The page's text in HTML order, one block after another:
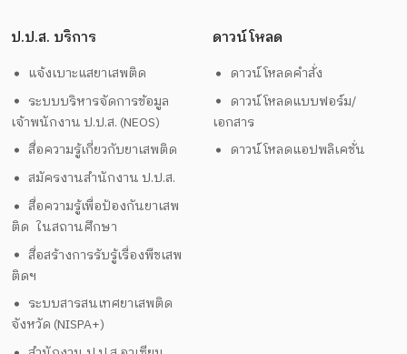
ป.ป.ส. บริการ
แจ้งเบาะแสยาเสพติด
ระบบบริหารจัดการข้อมูล
เจ้าพนักงาน ป.ป.ส. (NEOS)
สื่อความรู้เกี่ยวกับยาเสพติด
สมัครงานสำนักงาน ป.ป.ส.
สื่อความรู้เพื่อป้องกันยาเสพ
ติด ในสถานศึกษา
สื่อสร้างการรับรู้เรื่องพืชเสพ
ติดฯ
ระบบสารสนเทศยาเสพติด
จังหวัด (NISPA+)
ดาวน์โหลด
ดาวน์โหลดคำสั่ง
ดาวน์โหลดแบบฟอร์ม/
เอกสาร
ดาวน์โหลดแอปพลิเคชั่น